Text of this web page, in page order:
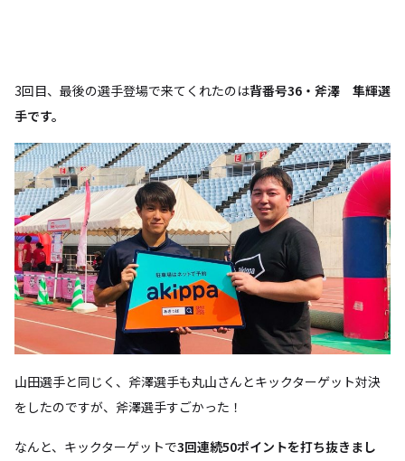
3回目、最後の選手登場で来てくれたのは背番号36・斧澤 隼輝選
手です。
山田選手と同じく、斧澤選手も丸山さんとキックターゲット対決
をしたのですが、斧澤選手すごかった！
なんと、キックターゲットで3回連続50ポイントを打ち抜きまし